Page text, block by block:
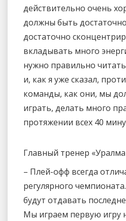
действительно очень
должны быть
достаточно
вкладывать много
нужно правильно
и, как я уже сказал,
команды, как они, мы
играть, делать много
протяжении всех 40
Главный тренер
– Плей-офф всегда
регулярного
будут отдавать
Мы играем первую игру